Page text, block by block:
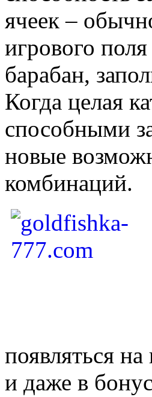
ячеек –
игрового
барабан,
Когда целая
способными
новые
комбинаций.
появляться
и даже в